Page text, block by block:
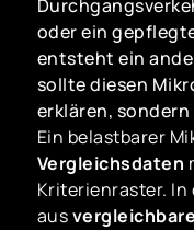
oder ein
entsteht ein
sollte diesen
erklären,
Ein belastbarer
Vergleichsdaten
Kriterienraster. In
aus